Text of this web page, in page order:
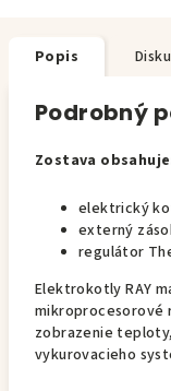
Popis
Podrobný
Zostava
elektrický
externý
regulátor
Elektrokotly RAY
mikroprocesorové
zobrazenie
vykurovacieho